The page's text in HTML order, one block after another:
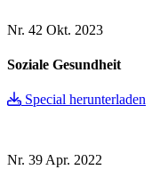
Nr. 42 Okt. 2023
Soziale Gesundheit
Special herunterladen
Nr. 39 Apr. 2022